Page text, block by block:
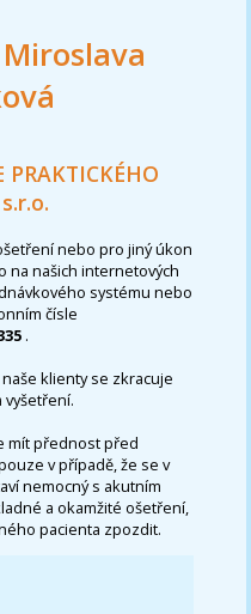
PRAKTICKÉHO
nebo pro jiný úkon
na našich internetových
systému nebo
čísle
.
klienty se zkracuje
vyšetření.
mít přednost před
v případě, že se v
nemocný s akutním
a okamžité ošetření,
pacienta zpozdit.